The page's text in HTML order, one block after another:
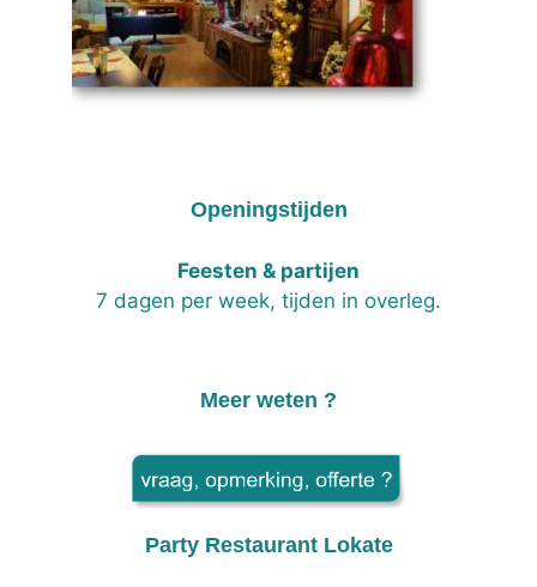
Openingstijden
Feesten & partijen
7 dagen per week, tijden in overleg.
Meer weten ?
Party Restaurant Lokate